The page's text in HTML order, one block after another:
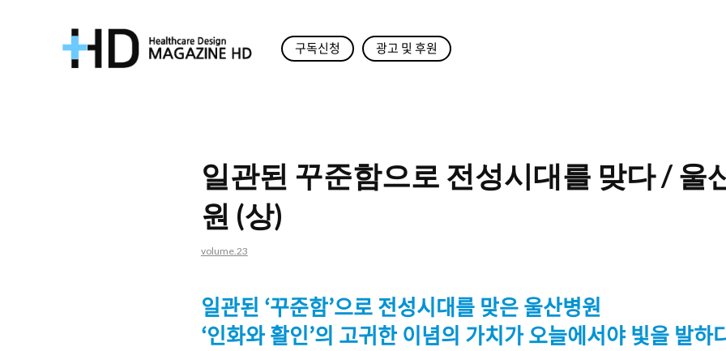
구독신청 광고 및 후원
일관된 꾸준함으로 전성시대를 맞다 / 울
원 (상)
volume.23
일관된 ‘꾸준함’으로 전성시대를 맞은 울산병원
‘인화와 활인’의 고귀한 이념의 가치가 오늘에서야 빛을 발하